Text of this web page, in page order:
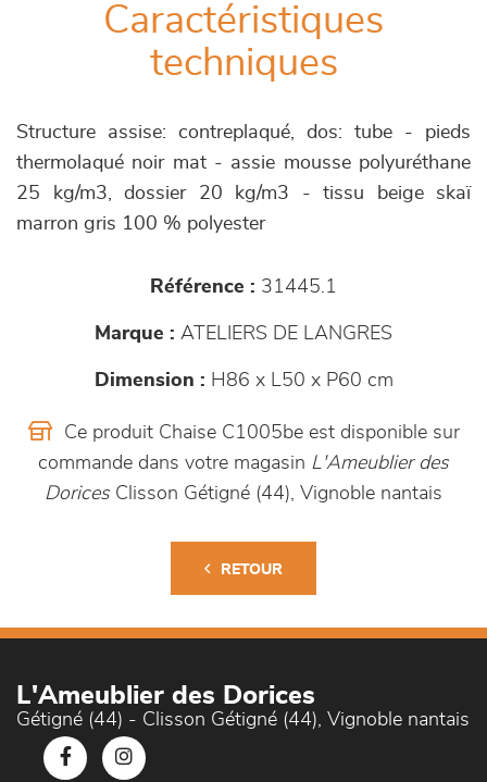
Caractéristiques
techniques
Structure assise: contreplaqué, dos: tube - pieds
thermolaqué noir mat - assie mousse polyuréthane
25 kg/m3, dossier 20 kg/m3 - tissu beige skaï
marron gris 100 % polyester
Référence : 31445.1
Marque : ATELIERS DE LANGRES
Dimension : H86 x L50 x P60 cm
Ce produit Chaise C1005be est disponible sur
commande dans votre magasin L'Ameublier des
DoricesClisson Gétigné (44), Vignoble nantais
RETOUR
L'Ameublier des Dorices
Gétigné (44) - Clisson Gétigné (44), Vignoble nantais